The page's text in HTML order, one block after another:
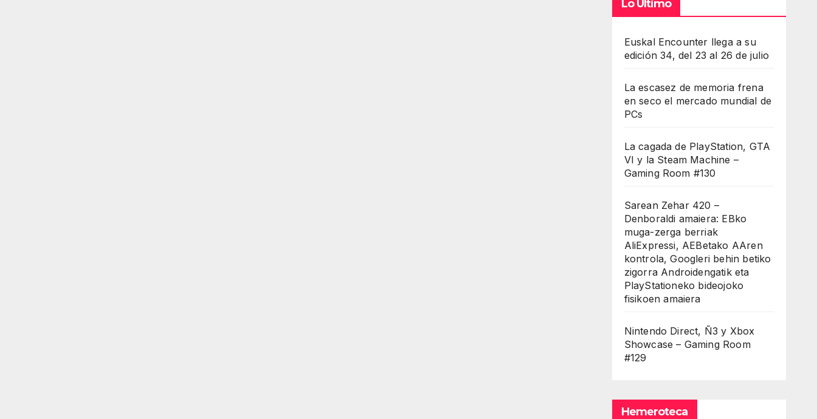
Lo Último
Euskal Encounter llega a su
edición 34, del 23 al 26 de julio
La escasez de memoria frena
en seco el mercado mundial de
PCs
La cagada de PlayStation, GTA
VI y la Steam Machine –
Gaming Room #130
Sarean Zehar 420 –
Denboraldi amaiera: EBko
muga-zerga berriak
AliExpressi, AEBetako AAren
kontrola, Googleri behin betiko
zigorra Androidengatik eta
PlayStationeko bideojoko
fisikoen amaiera
Nintendo Direct, Ñ3 y Xbox
Showcase – Gaming Room
#129
Hemeroteca